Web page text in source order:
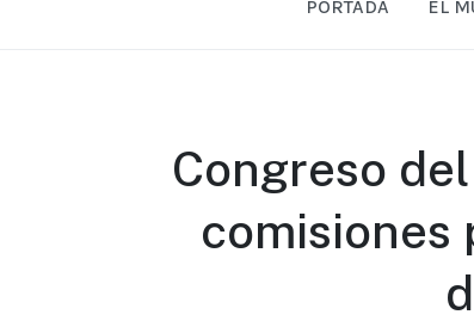
PORTADA EL
Congreso
comisiones